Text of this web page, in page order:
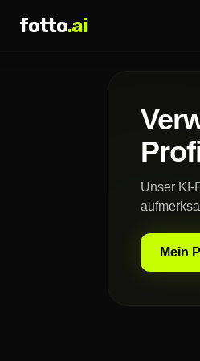
fotto.ai
Unser KI-
Mein